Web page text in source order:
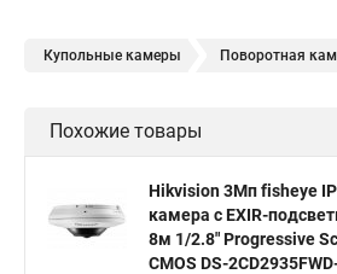
Купольные камеры Поворотная
Камера видеонаблюдения hikvision
Hikvision купить Hikvision уличная ip
Похожие товары
Hikvision 3Мп fisheye
камера c EXIR-
8м 1/2.8" Progressive
CMOS DS-